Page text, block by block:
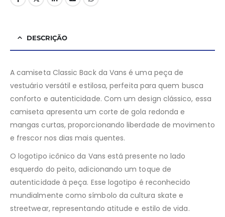
DESCRIÇÃO
A camiseta Classic Back da Vans é uma peça de
vestuário versátil e estilosa, perfeita para quem busca
conforto e autenticidade. Com um design clássico, essa
camiseta apresenta um corte de gola redonda e
mangas curtas, proporcionando liberdade de movimento
e frescor nos dias mais quentes.
O logotipo icônico da Vans está presente no lado
esquerdo do peito, adicionando um toque de
autenticidade à peça. Esse logotipo é reconhecido
mundialmente como símbolo da cultura skate e
streetwear, representando atitude e estilo de vida.